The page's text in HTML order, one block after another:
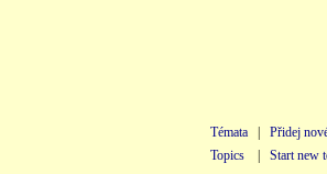
Témata Přidej
Topics
Start new